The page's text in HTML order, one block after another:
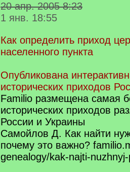
20 апр. 2005 8:23
1 янв. 18:55
Как определить приход
населенного пункта
Опубликована
исторических приходов
Familio размещена самая
исторических приходов
России и Украины
Самойлов Д. Как найти
почему это важно?
genealogy/kak-najti-